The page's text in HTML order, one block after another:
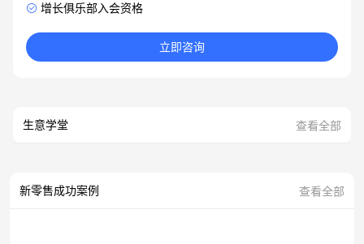
增长俱乐部入会资格
立即咨询
生意学堂 查看全部
新零售成功案例 查看全部